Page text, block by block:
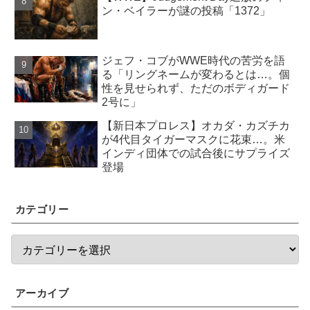
ン・ベイラーが謎の投稿「1372」
ジェフ・コブがWWE時代の苦労を語
る「リングネームが変わるとは…。個
性を見せられず、ただのボディガード
2号に」
【新日本プロレス】オカダ・カズチカ
が4代目タイガーマスクに花束…。米
インディ団体での試合後にサプライズ
登場
カテゴリー
アーカイブ